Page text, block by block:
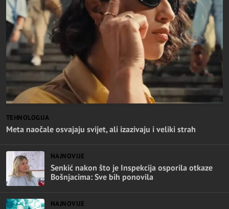
TEHNOLOGIJA
Meta naočale osvajaju svijet, ali izazivaju i veliki strah
NAJNOVIJE
Senkić nakon što je Inspekcija osporila otkaze
Bošnjacima: Sve bih ponovila
NAJNOVIJE